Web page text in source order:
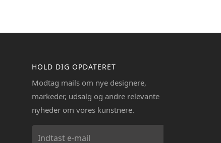
HOLD DIG OPDATERET
Modtag mails om nye designere,
markeder, udsalg og andre relevante
nyheder om vores kunstnere.